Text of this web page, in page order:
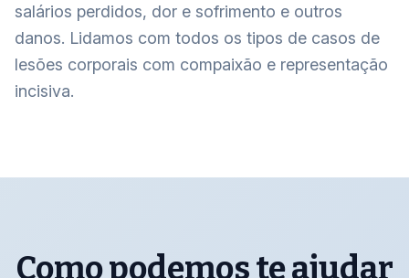
salários perdidos, dor e sofrimento e outros
danos. Lidamos com todos os tipos de casos de
lesões corporais com compaixão e representação
incisiva.
Como podemos te ajudar